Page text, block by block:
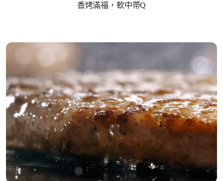
香烤滿福，軟中帶Q